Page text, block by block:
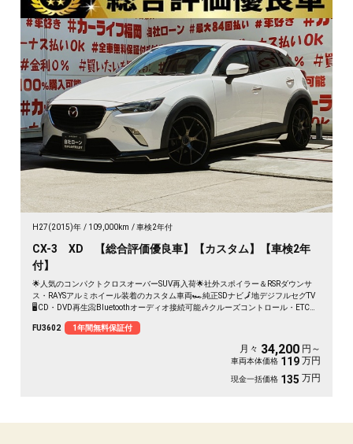
H27(2015)年 109,000km 車検2年付
CX-3 XD 【総合評価優良車】【カスタム】【車検2年
付】
🌟人気のコンパクトクロスオーバーSUV再入荷🌟社外スポイラー＆RSRダウンサ
ス・RAYSアルミホイール装着のカスタム車両🏎️純正SDナビ🗾地デジフルセグTV
🖥️CD・DVD再生📀Bluetoothオーディオ接続可能🎶クルーズコントロール・ETC車
FU3602
1年間無料保証付
月々 34,200 円～
車両本体価格 119 万円
現金一括価格 135 万円